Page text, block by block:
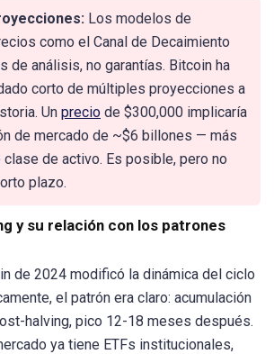
Los modelos de
como el Canal de Decaimiento
de análisis, no garantías. Bitcoin ha
corto de múltiples proyecciones a
Un precio de $300,000 implicaría
de mercado de ~$6 billones — más
de activo. Es posible, pero no
plazo.
y su relación con los patrones
de 2024 modificó la dinámica del ciclo
el patrón era claro: acumulación
halving, pico 12-18 meses después.
ya tiene ETFs institucionales,